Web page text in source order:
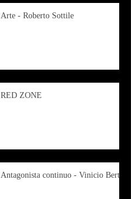
Arte - Roberto Sottile
RED ZONE
Antagonista continuo - Vinicio Berti